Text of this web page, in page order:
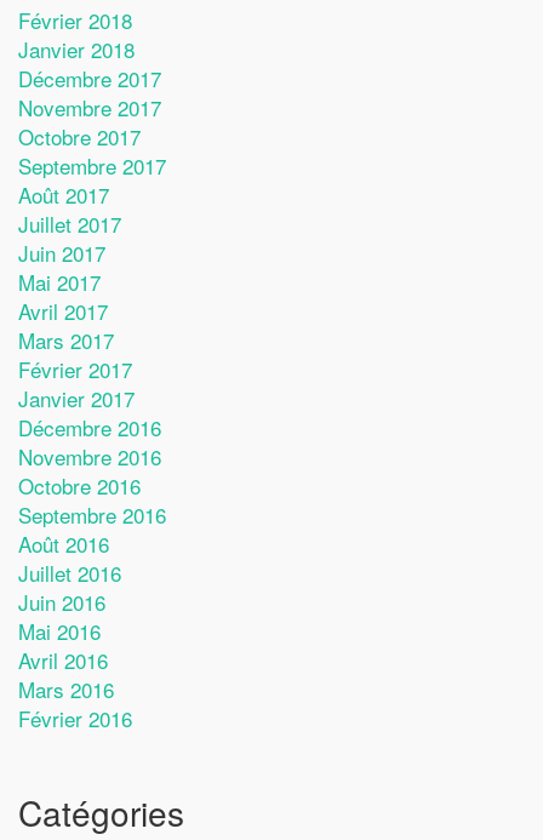
Février 2018
Janvier 2018
Décembre 2017
Novembre 2017
Octobre 2017
Septembre 2017
Août 2017
Juillet 2017
Juin 2017
Mai 2017
Avril 2017
Mars 2017
Février 2017
Janvier 2017
Décembre 2016
Novembre 2016
Octobre 2016
Septembre 2016
Août 2016
Juillet 2016
Juin 2016
Mai 2016
Avril 2016
Mars 2016
Février 2016
Catégories